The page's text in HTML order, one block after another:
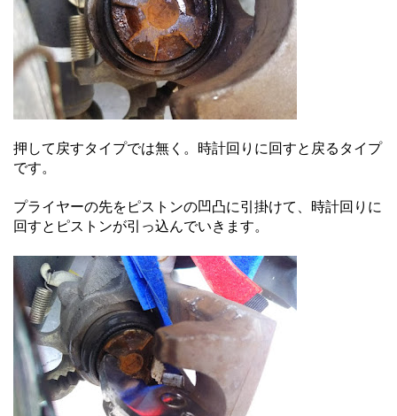
押して戻すタイプでは無く。時計回りに回すと戻るタイプ
です。
プライヤーの先をピストンの凹凸に引掛けて、時計回りに
回すとピストンが引っ込んでいきます。